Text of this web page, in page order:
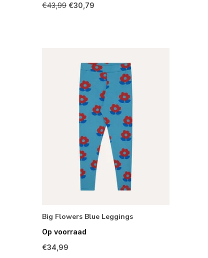
€43,99 €30,79
Big Flowers Blue Leggings
Op voorraad
€34,99